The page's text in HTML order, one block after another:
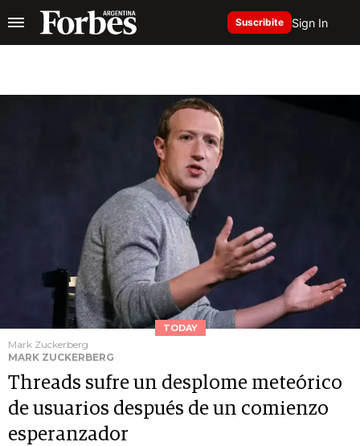
Suscribite Sign In
TODAY
Mark Zuckerberg
MARK ZUCKERBERG
Threads sufre un desplome meteórico
de usuarios después de un comienzo
esperanzador